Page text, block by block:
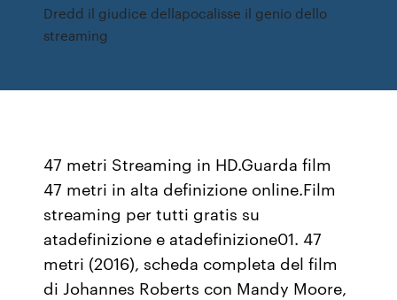
Dredd il giudice dellapocalisse il genio dello
streaming
47 metri Streaming in HD.Guarda film
47 metri in alta definizione online.Film
streaming per tutti gratis su
atadefinizione e atadefinizione01. 47
metri (2016), scheda completa del film
di Johannes Roberts con Mandy Moore,